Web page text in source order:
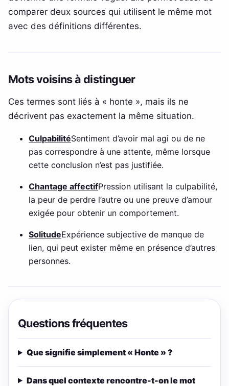
comparer deux sources qui utilisent le même mot
avec des définitions différentes.
Mots voisins à distinguer
Ces termes sont liés à « honte », mais ils ne
décrivent pas exactement la même situation.
CulpabilitéSentiment d’avoir mal agi ou de ne
pas correspondre à une attente, même lorsque
cette conclusion n’est pas justifiée.
Chantage affectifPression utilisant la culpabilité,
la peur de perdre l’autre ou une preuve d’amour
exigée pour obtenir un comportement.
SolitudeExpérience subjective de manque de
lien, qui peut exister même en présence d’autres
personnes.
Questions fréquentes
Que signifie simplement « Honte » ?
Dans quel contexte rencontre-t-on le mot